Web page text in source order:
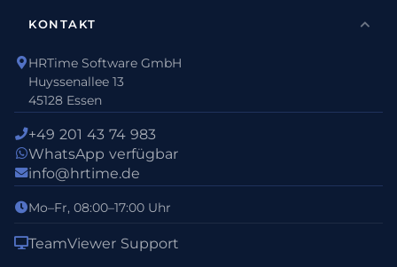
KONTAKT
HRTime Software GmbH
Huyssenallee 13
45128 Essen
+49 201 43 74 983
WhatsApp verfügbar
info@hrtime.de
Mo–Fr, 08:00–17:00 Uhr
TeamViewer Support